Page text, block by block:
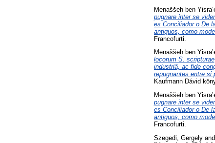
Menaššeh ben
pugnare inter se
es Conciliador o De
antiguos, como
Francofurti.
Menaššeh ben
locorum S.
industriâ, ac fide
repugnantes entre si
Kaufmann Dávid
Menaššeh ben
pugnare inter se
es Conciliador o De
antiguos, como
Francofurti.
Szegedi, Gergely and